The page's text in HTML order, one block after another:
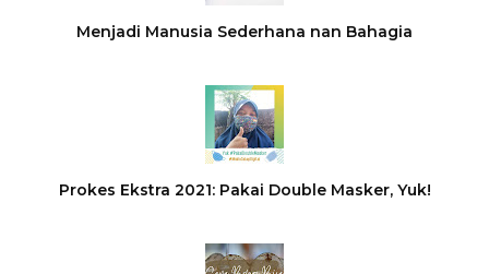
Menjadi Manusia Sederhana nan Bahagia
Prokes Ekstra 2021: Pakai Double Masker, Yuk!